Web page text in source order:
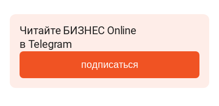
Читайте БИЗНЕС Online
в Telegram
подписаться